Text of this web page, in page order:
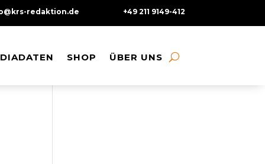
redaktion.de +49 211 9149-412
SHOP ÜBER UNS
SHOP ÜBER UNS